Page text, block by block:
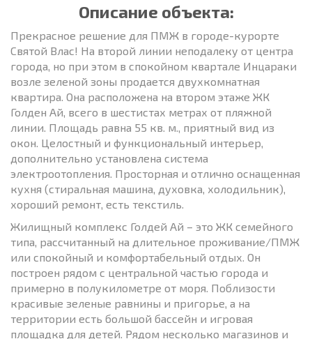
Описание объекта:
Прекрасное решение для ПМЖ в городе-курорте
Святой Влас! На второй линии неподалеку от центра
города, но при этом в спокойном квартале Инцараки
возле зеленой зоны продается двухкомнатная
квартира. Она расположена на втором этаже ЖК
Голден Ай, всего в шестистах метрах от пляжной
линии. Площадь равна 55 кв. м., приятный вид из
окон. Целостный и функциональный интерьер,
дополнительно установлена система
электроотопления. Просторная и отлично оснащенная
кухня (стиральная машина, духовка, холодильник),
хороший ремонт, есть текстиль.
Жилищный комплекс Голдей Ай – это ЖК семейного
типа, рассчитанный на длительное проживание/ПМЖ
или спокойный и комфортабельный отдых. Он
построен рядом с центральной частью города и
примерно в полукилометре от моря. Поблизости
красивые зеленые равнины и пригорье, а на
территории есть большой бассейн и игровая
площадка для детей. Рядом несколько магазинов и